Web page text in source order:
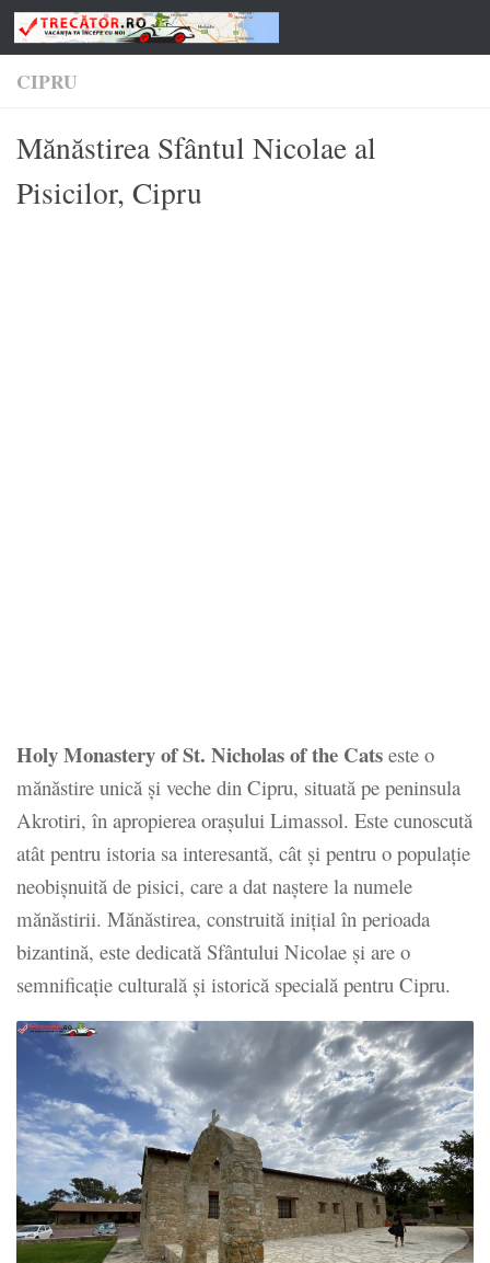
Skip to content
CIPRU
Mănăstirea Sfântul Nicolae al
Pisicilor, Cipru
Holy Monastery of St. Nicholas of the Cats este o
mănăstire unică și veche din Cipru, situată pe peninsula
Akrotiri, în apropierea orașului Limassol. Este cunoscută
atât pentru istoria sa interesantă, cât și pentru o populație
neobișnuită de pisici, care a dat naștere la numele
mănăstirii. Mănăstirea, construită inițial în perioada
bizantină, este dedicată Sfântului Nicolae și are o
semnificație culturală și istorică specială pentru Cipru.